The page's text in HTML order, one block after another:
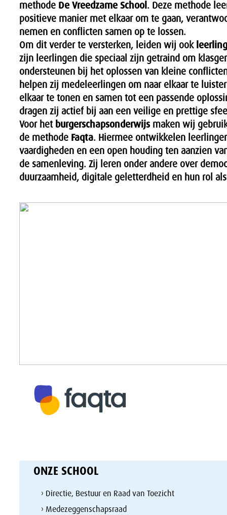
methode De Vreedzame School. Deze methode
positieve manier met elkaar om te gaan,
nemen en conflicten samen op te lossen.
Om dit verder te versterken, leiden wij ook
zijn leerlingen die speciaal zijn getraind om
ondersteunen bij het oplossen van kleine
helpen zij medeleerlingen om naar elkaar te
elkaar te tonen en samen tot een passende
dragen zij actief bij aan een veilige en prettige
Voor het burgerschapsonderwijsmaken wij
de methode Faqta. Hiermee ontwikkelen
vaardigheden en een open houding ten aanzien
de samenleving. Zij leren onder andere over
duurzaamheid, digitale geletterdheid en hun rol
ONZE SCHOOL
› Directie, Bestuur en Raad van Toezicht
› Medezeggenschapsraad